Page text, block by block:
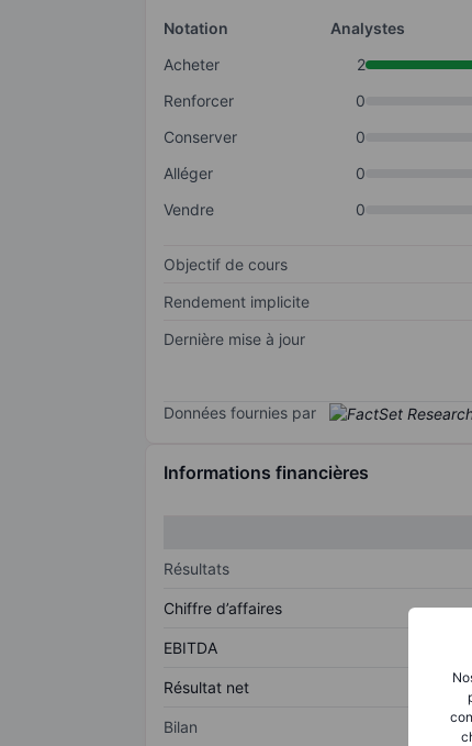
Notation
Analystes
Acheter
2
Renforcer
0
Conserver
0
Alléger
0
Vendre
0
Objectif de cours
Rendement implicite
Dernière mise à jour
Données fournies par
Informations financières
Résultats
Chiffre d’affaires
EBITDA
Résultat net
Bilan